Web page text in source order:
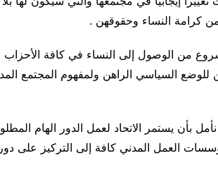
كرامة النساء وحقوقهن .
من الوصول إلى النساء في كافة
للوضع السياسي الراهن ولمفهوم المجتمع
نأمل بأن يستمر الاتحاد لعمل الدور الهام
العمل المدني كافة إلى التركيز على